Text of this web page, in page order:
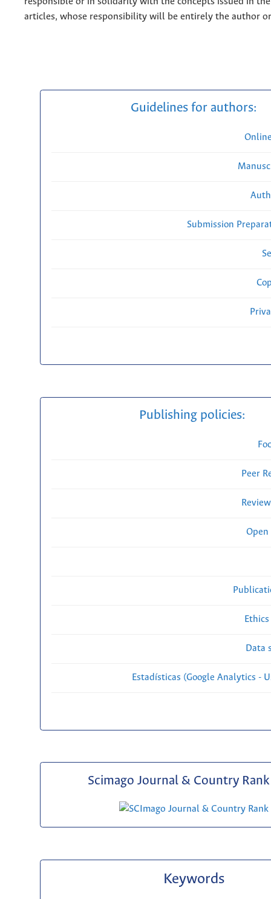
articles, whose responsibility will be entirely the author
Guidelines for authors:
Submission
Publishing policies:
Peer
Open
Data
Estadísticas (Google Analytics -
Scimago Journal & Country Rank
Keywords